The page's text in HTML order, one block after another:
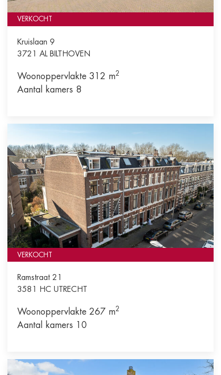
VERKOCHT
Kruislaan 9
3721 AL BILTHOVEN
Woonoppervlakte 312 m2
Aantal kamers 8
VERKOCHT
Ramstraat 21
3581 HC UTRECHT
Woonoppervlakte 267 m2
Aantal kamers 10